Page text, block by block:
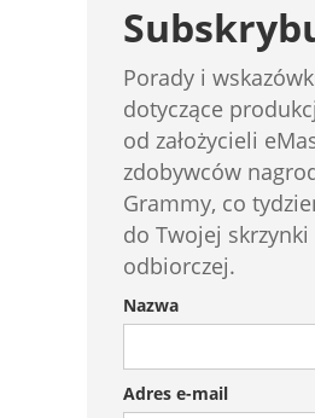
Porady i
dotyczące
od założycieli
zdobywców
Grammy, co
do Twojej skrzynki
odbiorczej.
Nazwa
Adres e-mail